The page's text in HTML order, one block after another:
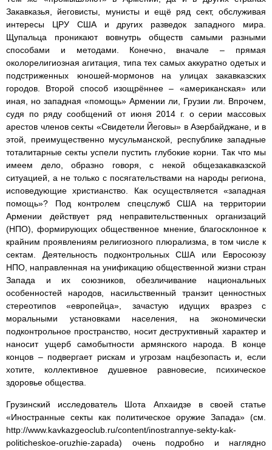
Закавказья, йеговисты, мунисты и ещё ряд сект, обслуживая
интересы ЦРУ США и других разведок западного мира.
Щупальца проникают вовнутрь обществ самыми разными
способами и методами. Конечно, вначале – прямая
околорелигиозная агитация, типа тех самых аккуратно одетых и
подстриженных юношей-мормонов на улицах закавказских
городов. Второй способ изощрённее – «американская» или
иная, но западная «помощь» Армении ли, Грузии ли. Впрочем,
судя по ряду сообщений от июня 2014 г. о серии массовых
арестов членов секты «Свидетели Йеговы» в Азербайджане, и в
этой, преимущественно мусульманской, республике западные
тоталитарные секты успели пустить глубокие корни. Так что мы
имеем дело, образно говоря, с некой общезакавказской
ситуацией, а не только с посягательствами на народы региона,
исповедующие христианство. Как осуществляется «западная
помощь»? Под контролем спецслужб США на территории
Армении действует ряд неправительственных организаций
(НПО), формирующих общественное мнение, благосклонное к
крайним проявлениям религиозного плюрализма, в том числе к
сектам. Деятельность подконтрольных США или Евросоюзу
НПО, направленная на унификацию общественной жизни стран
Запада и их союзников, обезличивание национальных
особенностей народов, насильственный транзит ценностных
стереотипов «европейца», зачастую идущих вразрез с
моральными установками населения, на экономически
подконтрольное пространство, носит деструктивный характер и
наносит ущерб самобытности армянского народа. В конце
концов – подвергает рискам и угрозам нацбезопасть и, если
хотите, коллективное душевное равновесие, психическое
здоровье общества.
Грузинский исследователь Шота Апхаидзе в своей статье
«Иностранные секты как политическое оружие Запада» (см.
http://www.kavkazgeoclub.ru/content/inostrannye-sekty-kak-
politicheskoe-oruzhie-zapada) очень подробно и наглядно